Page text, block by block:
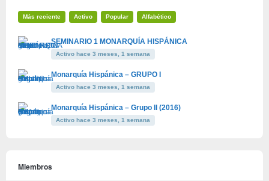
Más reciente Activo Popular Alfabético
SEMINARIO 1 MONARQUÍA HISPÁNICA
Activo hace 3 meses, 1 semana
Monarquía Hispánica – GRUPO I
Activo hace 3 meses, 1 semana
Monarquía Hispánica – Grupo II (2016)
Activo hace 3 meses, 1 semana
Miembros